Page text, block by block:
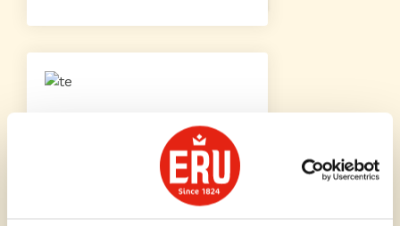
Planche apéritive à la
française